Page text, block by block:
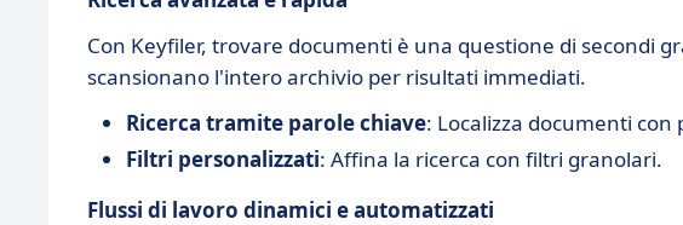
Con Keyfiler, trovare documenti è una questione di secondi
scansionano l'intero archivio per risultati immediati.
Ricerca tramite parole chiave: Localizza documenti
Filtri personalizzati: Affina la ricerca con filtri granolari.
Flussi di lavoro dinamici e automatizzati